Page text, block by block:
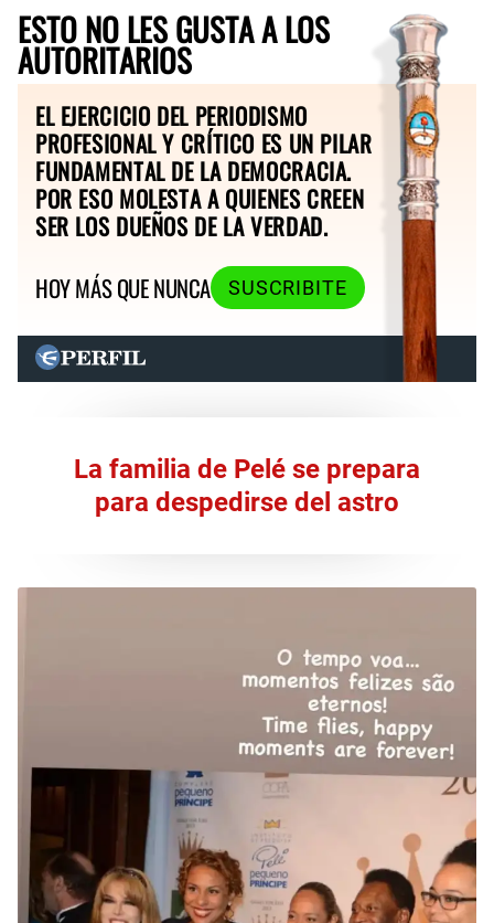
ESTO NO LES GUSTA A LOS
AUTORITARIOS
EL EJERCICIO DEL PERIODISMO
PROFESIONAL Y CRÍTICO ES UN PILAR
FUNDAMENTAL DE LA DEMOCRACIA.
POR ESO MOLESTA A QUIENES CREEN
SER LOS DUEÑOS DE LA VERDAD.
HOY MÁS QUE NUNCA
SUSCRIBITE
La familia de Pelé se prepara
para despedirse del astro